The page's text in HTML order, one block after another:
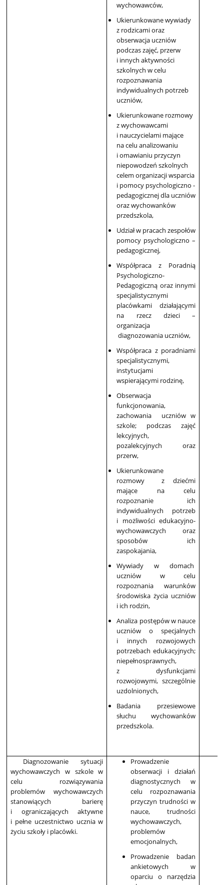
wychowawców,
Ukierunkowane wywiady
z rodzicami oraz
obserwacja uczniów
podczas zajęć, przerw
i innych aktywności
szkolnych w celu
rozpoznawania
indywidualnych potrzeb
uczniów,
Ukierunkowane rozmowy
z wychowawcami
i nauczycielami mające
na celu analizowaniu
i omawianiu przyczyn
niepowodzeń szkolnych
celem organizacji wsparcia
i pomocy psychologiczno -
pedagogicznej dla uczniów
oraz wychowanków
przedszkola,
Udział w pracach zespołów
pomocy psychologiczno –
pedagogicznej,
Współpraca z Poradnią
Psychologiczno-
Pedagogiczną oraz innymi
specjalistycznymi
placówkami działającymi
na rzecz dzieci –
organizacja
diagnozowania uczniów,
Współpraca z poradniami
specjalistycznymi,
instytucjami
wspierającymi rodzinę,
Obserwacja
funkcjonowania,
zachowania uczniów w
szkole; podczas zajęć
lekcyjnych,
pozalekcyjnych oraz
przerw,
Ukierunkowane
rozmowy z dziećmi
mające na celu
rozpoznanie ich
indywidualnych potrzeb
i możliwości edukacyjno-
wychowawczych oraz
sposobów ich
zaspokajania,
Wywiady w domach
uczniów w celu
rozpoznania warunków
środowiska życia uczniów
i ich rodzin,
Analiza postępów w nauce
uczniów o specjalnych
i innych rozwojowych
potrzebach edukacyjnych;
niepełnosprawnych,
z dysfunkcjami
rozwojowymi, szczególnie
uzdolnionych,
Badania przesiewowe
słuchu wychowanków
przedszkola.
Diagnozowanie sytuacji
wychowawczych w szkole w
celu rozwiązywania
problemów wychowawczych
stanowiących barierę
i ograniczających aktywne
i pełne uczestnictwo ucznia w
życiu szkoły i placówki.
Prowadzenie
obserwacji i działań
diagnostycznych w
celu rozpoznawania
przyczyn trudności w
nauce, trudności
wychowawczych,
problemów
emocjonalnych,
Prowadzenie badan
ankietowych w
oparciu o narzędzia